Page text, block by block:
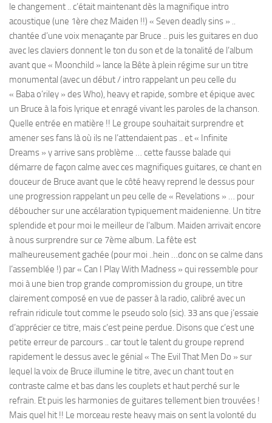
le changement .. c’était maintenant dès la magnifique intro
acoustique (une 1ère chez Maiden !!) « Seven deadly sins » ..
chantée d’une voix menaçante par Bruce .. puis les guitares en duo
avec les claviers donnent le ton du son et de la tonalité de l’album
avant que « Moonchild » lance la Bête à plein régime sur un titre
monumental (avec un début / intro rappelant un peu celle du
« Baba o’riley » des Who), heavy et rapide, sombre et épique avec
un Bruce à la fois lyrique et enragé vivant les paroles de la chanson.
Quelle entrée en matière !! Le groupe souhaitait surprendre et
amener ses fans là où ils ne l’attendaient pas .. et « Infinite
Dreams » y arrive sans problème … cette fausse balade qui
démarre de façon calme avec ces magnifiques guitares, ce chant en
douceur de Bruce avant que le côté heavy reprend le dessus pour
une progression rappelant un peu celle de « Revelations » … pour
déboucher sur une accélaration typiquement maidenienne. Un titre
splendide et pour moi le meilleur de l’album. Maiden arrivait encore
à nous surprendre sur ce 7ème album. La fête est
malheureusement gachée (pour moi ..hein …donc on se calme dans
l’assemblée !) par « Can I Play With Madness » qui ressemble pour
moi à une bien trop grande compromission du groupe, un titre
clairement composé en vue de passer à la radio, calibré avec un
refrain ridicule tout comme le pseudo solo (sic). 33 ans que j’essaie
d’apprécier ce titre, mais c’est peine perdue. Disons que c’est une
petite erreur de parcours .. car tout le talent du groupe reprend
rapidement le dessus avec le génial « The Evil That Men Do » sur
lequel la voix de Bruce illumine le titre, avec un chant tout en
contraste calme et bas dans les couplets et haut perché sur le
refrain. Et puis les harmonies de guitares tellement bien trouvées !
Mais quel hit !! Le morceau reste heavy mais on sent la volonté du